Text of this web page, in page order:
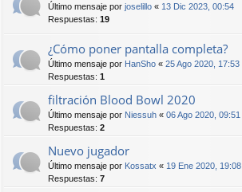
Último mensaje por joselillo « 13 Dic 2023, 00:54
Respuestas: 19
¿Cómo poner pantalla completa?
Último mensaje por HanSho « 25 Ago 2020, 17:53
Respuestas: 1
filtración Blood Bowl 2020
Último mensaje por Niessuh « 06 Ago 2020, 09:51
Respuestas: 2
Nuevo jugador
Último mensaje por Kossatx « 19 Ene 2020, 19:08
Respuestas: 7